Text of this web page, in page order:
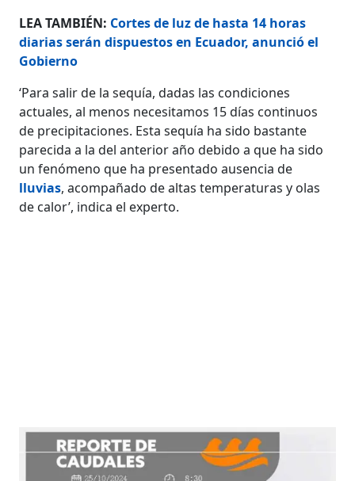
LEA TAMBIÉN: Cortes de luz de hasta 14 horas
diarias serán dispuestos en Ecuador, anunció el
Gobierno
‘Para salir de la sequía, dadas las condiciones
actuales, al menos necesitamos 15 días continuos
de precipitaciones. Esta sequía ha sido bastante
parecida a la del anterior año debido a que ha sido
un fenómeno que ha presentado ausencia de
lluvias, acompañado de altas temperaturas y olas
de calor’, indica el experto.